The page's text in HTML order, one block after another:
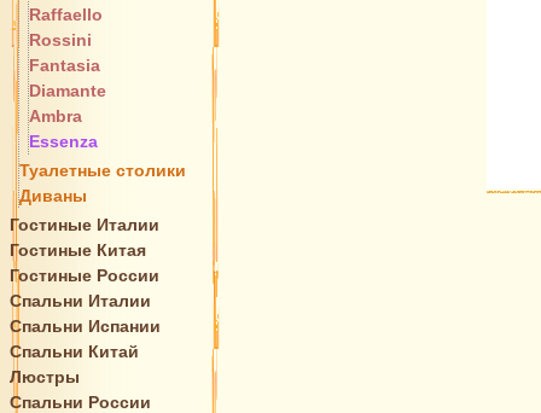
Raffaello
Rossini
Fantasia
Diamante
Ambra
Essenza
Туалетные столики
Диваны
Гостиные Италии
Гостиные Китая
Гостиные России
Спальни Италии
Спальни Испании
Спальни Китай
Люстры
Спальни России